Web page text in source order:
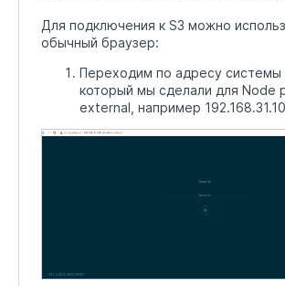
Для подключения к S3 можно
обычный браузер:
Переходим по адресу системы
который мы сделали для Node
external, например